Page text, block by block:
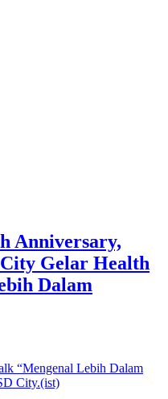
Anniversary,
Gelar Health
Dalam